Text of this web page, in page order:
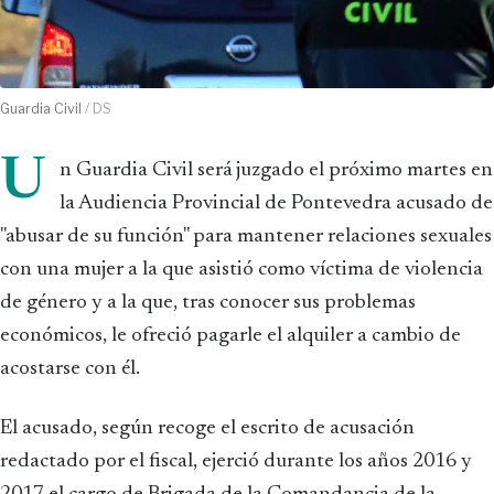
Guardia Civil / DS
U
n Guardia Civil será juzgado el próximo martes en
la Audiencia Provincial de Pontevedra acusado de
"abusar de su función" para mantener relaciones sexuales
con una mujer a la que asistió como víctima de violencia
de género y a la que, tras conocer sus problemas
económicos, le ofreció pagarle el alquiler a cambio de
acostarse con él.
El acusado, según recoge el escrito de acusación
redactado por el fiscal, ejerció durante los años 2016 y